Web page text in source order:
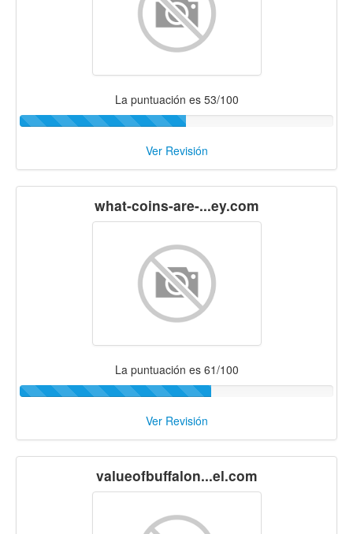
La puntuación es 53/100
Ver Revisión
what-coins-are-...ey.com
La puntuación es 61/100
Ver Revisión
valueofbuffalon...el.com